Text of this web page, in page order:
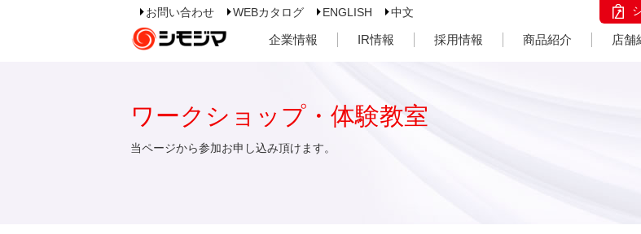
お問い合わせ WEBカタログ ENGLISH 中文
企業情報 IR情報 採用情報 商品紹介 店舗
ワークショップ・体験教室
当ページから参加お申し込み頂けます。